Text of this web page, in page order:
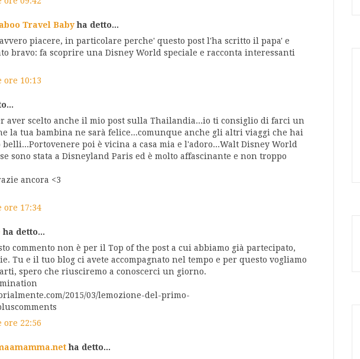
Travel Babyha detto...
piacere, in particolare perche' questo post l'ha scritto il papa' e
bravo: fa scoprire una Disney World speciale e racconta interessanti
ore 10:13
aver scelto anche il mio post sulla Thailandia...io ti consiglio di farci un
la tua bambina ne sarà felice...comunque anche gli altri viaggi che hai
belli...Portovenere poi è vicina a casa mia e l'adoro...Walt Disney World
sono stata a Disneyland Paris ed è molto affascinante e non troppo
ancora <3
ore 17:34
ha detto...
commento non è per il Top of the post a cui abbiamo già partecipato,
Tu e il tuo blog ci avete accompagnato nel tempo e per questo vogliamo
spero che riusciremo a conoscerci un giorno.
2015/03/lemozione-del-primo-
ore 22:56
ha detto...